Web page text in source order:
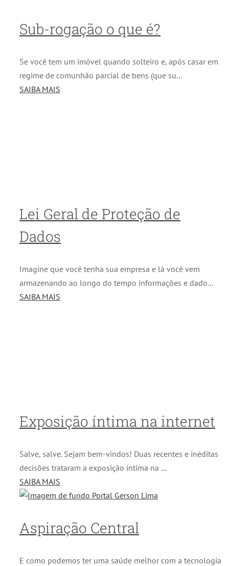
Sub-rogação o que é?
Se você tem um imóvel quando solteiro e, após casar em
regime de comunhão parcial de bens (que su...
SAIBA MAIS
Lei Geral de Proteção de
Dados
Imagine que você tenha sua empresa e lá você vem
armazenando ao longo do tempo informações e dado...
SAIBA MAIS
Exposição íntima na internet
Salve, salve. Sejam bem-vindos! Duas recentes e inéditas
decisões trataram a exposição íntima na ...
SAIBA MAIS
Aspiração Central
E como podemos ter uma saúde melhor com a tecnologia